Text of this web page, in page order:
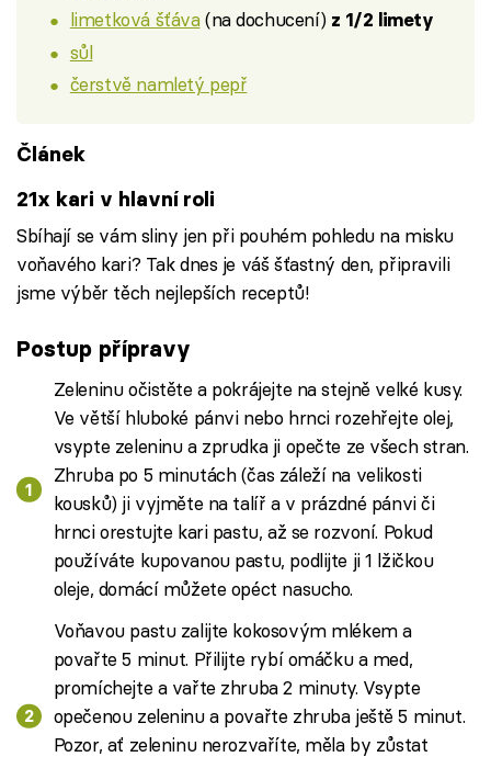
limetková šťáva(na dochucení) z 1/2 limety
sůl
čerstvě namletý pepř
Článek
21x kari v hlavní roli
Sbíhají se vám sliny jen při pouhém pohledu na misku
voňavého kari? Tak dnes je váš šťastný den, připravili
jsme výběr těch nejlepších receptů!
Postup přípravy
Zeleninu očistěte a pokrájejte na stejně velké kusy.
Ve větší hluboké pánvi nebo hrnci rozehřejte olej,
vsypte zeleninu a zprudka ji opečte ze všech stran.
Zhruba po 5 minutách (čas záleží na velikosti
kousků) ji vyjměte na talíř a v prázdné pánvi či
hrnci orestujte kari pastu, až se rozvoní. Pokud
používáte kupovanou pastu, podlijte ji 1 lžičkou
oleje, domácí můžete opéct nasucho.
Voňavou pastu zalijte kokosovým mlékem a
povařte 5 minut. Přilijte rybí omáčku a med,
promíchejte a vařte zhruba 2 minuty. Vsypte
opečenou zeleninu a povařte zhruba ještě 5 minut.
Pozor, ať zeleninu nerozvaříte, měla by zůstat